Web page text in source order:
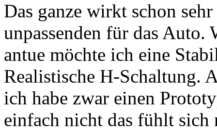
Das ganze wirkt schon
unpassenden für das
antue möchte ich eine
Realistische H-Schaltung.
ich habe zwar einen
einfach nicht das fühlt